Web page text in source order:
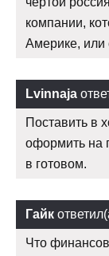
компании,
Америке, или
Lvinnaja
Поставить в
оформить на
в готовом.
Гайк
Что